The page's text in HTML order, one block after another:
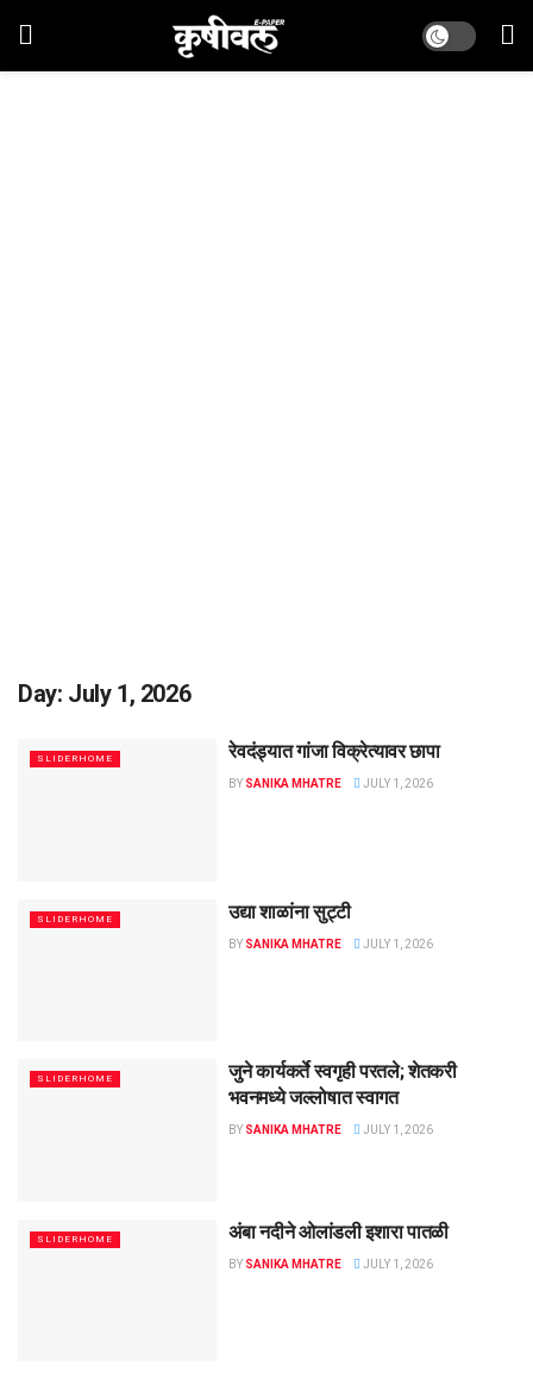
Day: July 1, 2026
SLIDERHOME रेवदंड्यात गांजा विक्रेत्यावर छापा
BY SANIKA MHATRE JULY 1, 2026
SLIDERHOME उद्या शाळांना सुट्टी
BY SANIKA MHATRE JULY 1, 2026
SLIDERHOME
जुने कार्यकर्ते स्वगृही परतले; शेतकरी
भवनमध्ये जल्लोषात स्वागत
BY SANIKA MHATRE JULY 1, 2026
SLIDERHOME अंबा नदीने ओलांडली इशारा पातळी
BY SANIKA MHATRE JULY 1, 2026